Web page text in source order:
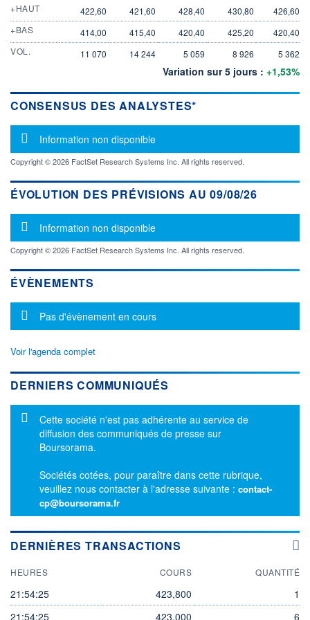
+HAUT
422,60 421,60 428,40 430,80
426,60
+BAS
414,00 415,40 420,40 425,20
420,40
VOL.
11 070 14 244 5 059 8 926 5 362
Variation sur 5 jours : +1,53%
CONSENSUS DES ANALYSTES*
Message d'information
Information non disponible
Copyright © 2026 FactSet Research Systems Inc. All rights reserved.
ÉVOLUTION DES PRÉVISIONS AU 09/08/26
Message d'information
Information non disponible
Copyright © 2026 FactSet Research Systems Inc. All rights reserved.
ÉVÈNEMENTS
Message d'information
Pas d'évènement en cours
Voir l'agenda complet
DERNIERS COMMUNIQUÉS
Message d'information
Cette société n'est pas adhérente au service de
diffusion des communiqués de presse sur
Boursorama.
Sociétés cotées, pour paraître dans cette rubrique,
veuillez nous contacter à l'adresse suivante : contact-
cp@boursorama.fr
DERNIÈRES TRANSACTIONS
HEURES COURS QUANTITÉ
21:54:25 423,800
1
21:54:25
423,000 6